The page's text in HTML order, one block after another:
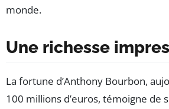
monde.
Une richesse
La fortune d’Anthony Bourbon,
100 millions d’euros, témoigne de